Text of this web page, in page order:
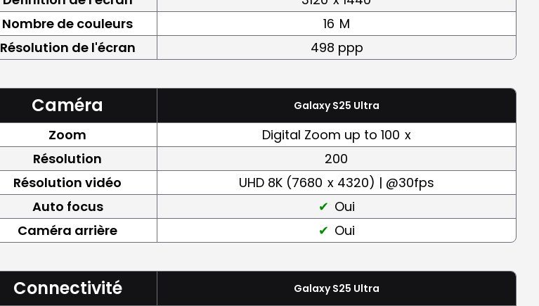
Nombre de couleurs 16 M
Résolution de l'écran 498 ppp
Caméra Galaxy S25 Ultra
Zoom Digital Zoom up to 100 x
Résolution
200
Résolution vidéo UHD 8K (7680 x 4320) | @30fps
Auto focus
Oui
Caméra arrière Oui
Connectivité Galaxy S25 Ultra